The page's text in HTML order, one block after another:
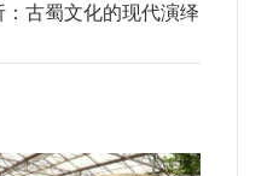
古蜀文化的现代演绎